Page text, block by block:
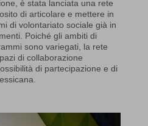
è stata lanciata una rete
di articolare e mettere in
di volontariato sociale già in
Poiché gli ambiti di
sono variegati, la rete
di collaborazione
di partecipazione e di